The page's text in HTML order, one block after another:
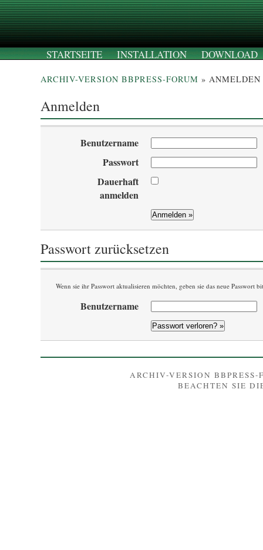
STARTSEITE INSTALLATION DOWNLOAD
ARCHIV-VERSION BBPRESS-FORUM » ANMELDEN
Anmelden
Benutzername
Passwort
Dauerhaft
anmelden
Passwort zurücksetzen
Wenn sie ihr Passwort aktualisieren möchten, geben sie das neue Passwort
Benutzername
ARCHIV-VERSION
BEACHTEN SIE